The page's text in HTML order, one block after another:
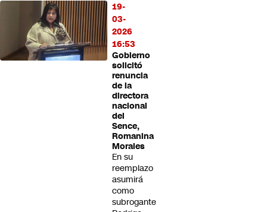
19-
03-
2026
16:53
Gobierno
solicitó
renuncia
de la
directora
nacional
del
Sence,
Romanina
Morales
En su
reemplazo
asumirá
como
subrogante